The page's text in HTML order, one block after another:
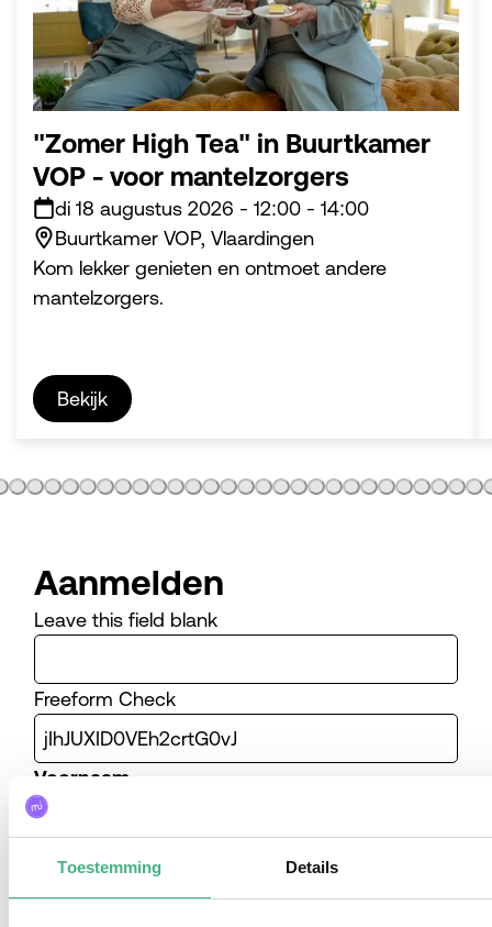
Toestemming Details
"Zomer High Tea" in Buurtkamer
VOP - voor mantelzorgers
di 18 augustus 2026 - 12:00 - 14:00
Buurtkamer VOP, Vlaardingen
Kom lekker genieten en ontmoet andere
mantelzorgers.
Bekijk
Aanmelden
Leave this field blank
Freeform Check
Voornaam
Achternaam